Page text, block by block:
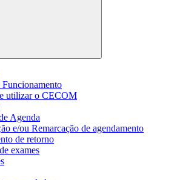
Buscar
utilizar o CECOM
Agenda
e/ou Remarcação de agendamento
de retorno
exames